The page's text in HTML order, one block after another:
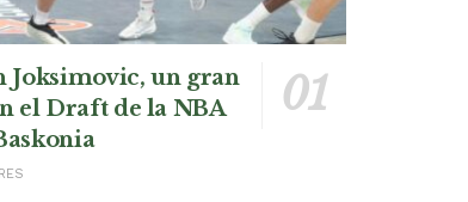
Joksimovic, un gran
el Draft de la NBA